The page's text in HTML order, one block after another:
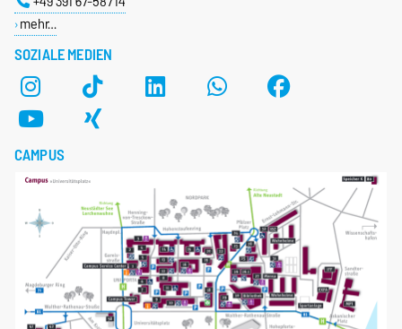
SOZIALE MEDIEN
mehr…
CAMPUS